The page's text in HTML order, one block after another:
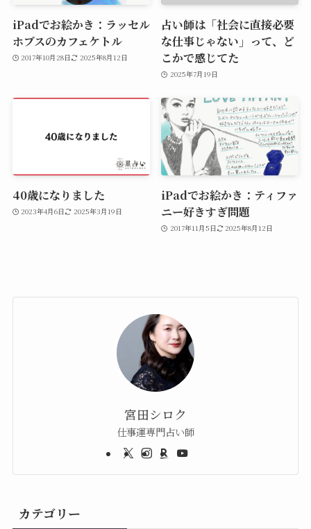
iPadでお絵かき：ラッセル
ホブスのカフェケトル
2017年10月28日 2025年8月12日
占い師は「社会に直接必要
な仕事じゃない」って、ど
こかで感じてた
2025年7月19日
40歳になりました
2023年4月6日 2025年3月19日
iPadでお絵かき：ティファ
ニー好きすぎ問題
2017年11月5日 2025年8月12日
宮田シロク
仕事運専門占い師
カテゴリー